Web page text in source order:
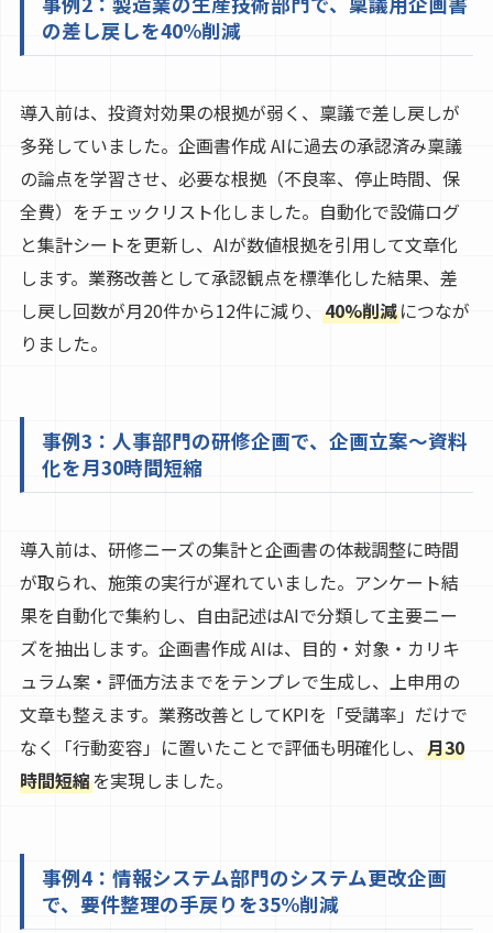
の差し戻しを40%削減
導入前は、投資対効果の根拠が弱く、稟議で差し戻しが
多発していました。企画書作成 AIに過去の承認済み稟議
の論点を学習させ、必要な根拠（不良率、停止時間、保
全費）をチェックリスト化しました。自動化で設備ログ
と集計シートを更新し、AIが数値根拠を引用して文章化
します。業務改善として承認観点を標準化した結果、差
し戻し回数が月20件から12件に減り、 40%削減につなが
りました。
事例3：人事部門の研修企画で、企画立案〜資料
化を月30時間短縮
導入前は、研修ニーズの集計と企画書の体裁調整に時間
が取られ、施策の実行が遅れていました。アンケート結
果を自動化で集約し、自由記述はAIで分類して主要ニー
ズを抽出します。企画書作成 AIは、目的・対象・カリキ
ュラム案・評価方法までをテンプレで生成し、上申用の
文章も整えます。業務改善としてKPIを「受講率」だけで
なく「行動変容」に置いたことで評価も明確化し、 月30
時間短縮を実現しました。
事例4：情報システム部門のシステム更改企画
で、要件整理の手戻りを35%削減